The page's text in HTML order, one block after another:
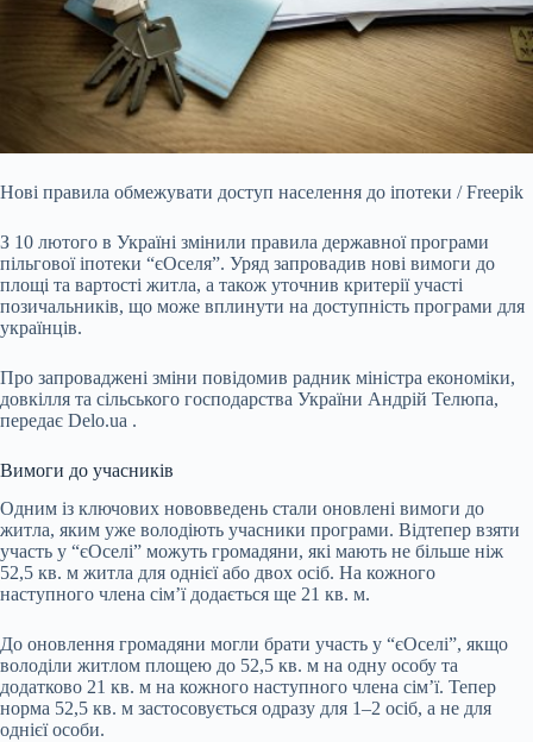
Нові правила обмежувати доступ населення до іпотеки / Freepik
З 10 лютого в Україні змінили правила державної програми
пільгової іпотеки “єОселя”. Уряд запровадив нові вимоги до
площі та вартості житла, а також уточнив критерії участі
позичальників, що може вплинути на доступність програми для
українців.
Про запроваджені зміни повідомив радник міністра економіки,
довкілля та сільського господарства України Андрій Телюпа,
передає Delo.ua .
Вимоги до учасників
Одним із ключових нововведень стали оновлені вимоги до
житла, яким уже володіють учасники програми. Відтепер взяти
участь у “єОселі” можуть громадяни, які мають не більше ніж
52,5 кв. м житла для однієї або двох осіб. На кожного
наступного члена сім’ї додається ще 21 кв. м.
До оновлення громадяни могли брати участь у “єОселі”, якщо
володіли житлом площею до 52,5 кв. м на одну особу та
додатково 21 кв. м на кожного наступного члена сім’ї. Тепер
норма 52,5 кв. м застосовується одразу для 1–2 осіб, а не для
однієї особи.